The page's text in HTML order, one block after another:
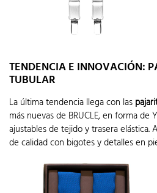
TENDENCIA E INNOVACIÓN:
TUBULAR
La última tendencia llega con las
más nuevas de BRUCLE, en forma de
ajustables de tejido y trasera elástica.
de calidad con bigotes y detalles en